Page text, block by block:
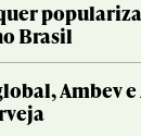
Brasil
Ambev